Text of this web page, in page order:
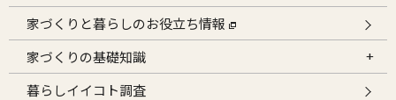
家づくりと暮らしのお役立ち情報
家づくりの基礎知識
暮らしイイコト調査